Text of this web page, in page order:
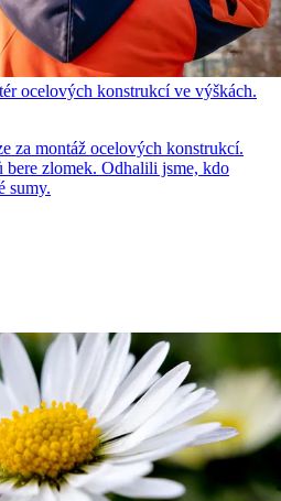
ocelových konstrukcí ve výškách.
za montáž ocelových konstrukcí.
bere zlomek. Odhalili jsme, kdo
sumy.